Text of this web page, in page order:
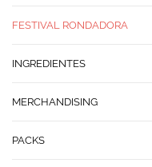
FESTIVAL RONDADORA
INGREDIENTES
MERCHANDISING
PACKS